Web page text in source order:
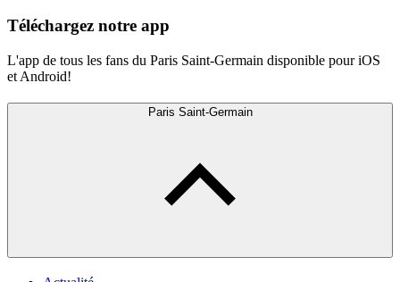
Téléchargez notre app
L'app de tous les fans du Paris Saint-Germain disponible pour iOS
et Android!
Paris Saint-Germain